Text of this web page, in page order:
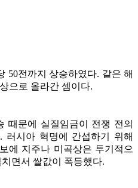
50전까지 상승하였다. 같은 해
으로 올라간 셈이다.
때문에 실질임금이 전쟁 전의
러시아 혁명에 간섭하기 위해
에 지주나 미곡상은 투기적으
면서 쌀값이 폭등했다.